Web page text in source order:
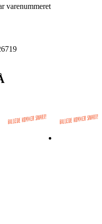
varenummeret